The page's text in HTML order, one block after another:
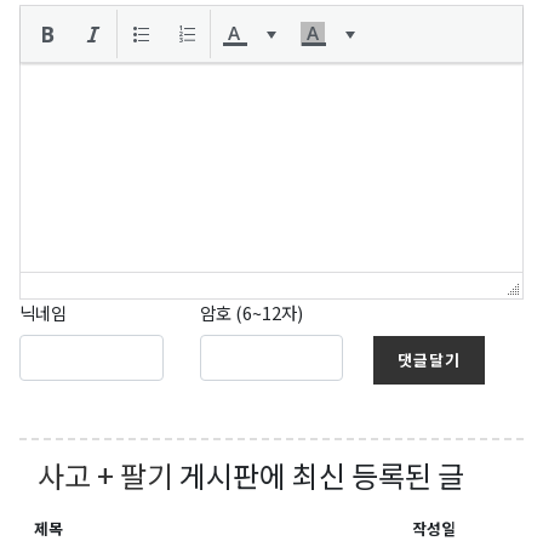
닉네임 암호 (6~12자)
댓글달기
사고 + 팔기 게시판에 최신 등록된 글
제목 작성일